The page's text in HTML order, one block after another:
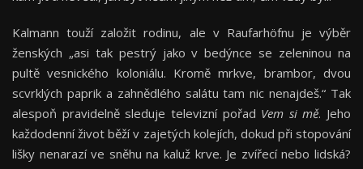
Kalmann touží založit rodinu, ale v Raufarhöfnu je výběr
ženských „asi tak pestrý jako v bedýnce se zeleninou na
pultě vesnického koloniálu. Kromě mrkve, brambor, dvou
scvrklých paprik a zahnědlého salátu tam nic nenajdeš.“ Tak
alespoň pravidelně sleduje televizní pořad Vem si mě. Jeho
každodenní život běží v zajetých kolejích, dokud při stopování
lišky nenarazí ve sněhu na kaluž krve. Je zvířecí nebo lidská?